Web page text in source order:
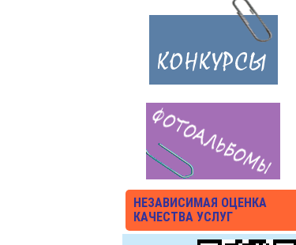
НЕЗАВИСИМАЯ ОЦЕНКА
КАЧЕСТВА УСЛУГ